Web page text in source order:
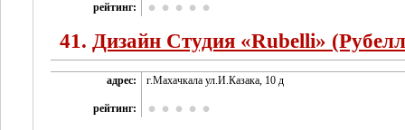
рейтинг:
41. Дизайн Студия «Rubelli»
адрес: г.Махачкала ул.И.Казака, 10 д
рейтинг: